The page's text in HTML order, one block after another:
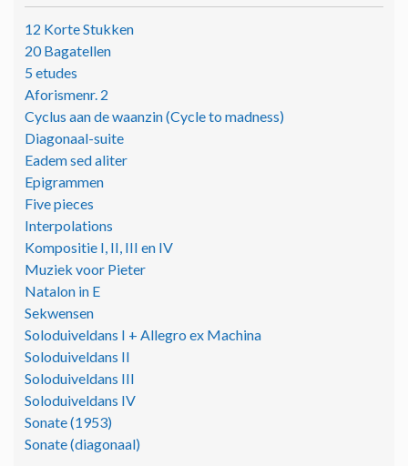
12 Korte Stukken
20 Bagatellen
5 etudes
Aforismenr. 2
Cyclus aan de waanzin (Cycle to madness)
Diagonaal-suite
Eadem sed aliter
Epigrammen
Five pieces
Interpolations
Kompositie I, II, III en IV
Muziek voor Pieter
Natalon in E
Sekwensen
Soloduiveldans I + Allegro ex Machina
Soloduiveldans II
Soloduiveldans III
Soloduiveldans IV
Sonate (1953)
Sonate (diagonaal)